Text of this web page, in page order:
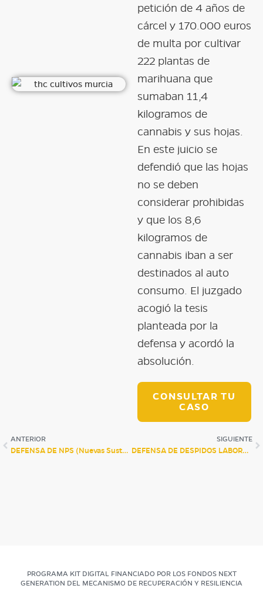
petición de 4 años de
cárcel y 170.000 euros
de multa por cultivar
222 plantas de
marihuana que
sumaban 11,4
kilogramos de
cannabis y sus hojas.
En este juicio se
defendió que las hojas
no se deben
considerar prohibidas
y que los 8,6
kilogramos de
cannabis iban a ser
destinados al auto
consumo. El juzgado
acogió la tesis
planteada por la
defensa y acordó la
absolución.
CONSULTAR TU
CASO
ANTERIOR
DEFENSA DE NPS (Nuevas Sustancias Psicoactivas)
SIGUIENTE
DEFENSA DE DESPIDOS LABORALES POR DROGAS EN EL TRABAJO
PROGRAMA KIT DIGITAL FINANCIADO POR LOS FONDOS NEXT
GENERATION DEL MECANISMO DE RECUPERACIÓN Y RESILIENCIA